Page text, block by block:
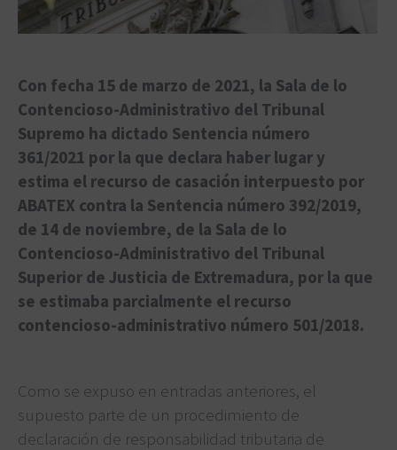
Con fecha 15 de marzo de 2021, la Sala de lo
Contencioso-Administrativo del Tribunal
Supremo ha dictado Sentencia número
361/2021 por la que declara haber lugar y
estima el recurso de casación interpuesto por
ABATEX contra la Sentencia número 392/2019,
de 14 de noviembre, de la Sala de lo
Contencioso-Administrativo del Tribunal
Superior de Justicia de Extremadura, por la que
se estimaba parcialmente el recurso
contencioso-administrativo número 501/2018.
Como se expuso en entradas anteriores, el
supuesto parte de un procedimiento de
declaración de responsabilidad tributaria de